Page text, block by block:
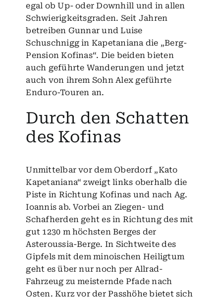
egal ob Up- oder Downhill und in allen
Schwierigkeitsgraden. Seit Jahren
betreiben Gunnar und Luise
Schuschnigg in Kapetaniana die „Berg-
Pension Kofinas“. Die beiden bieten
auch geführte Wanderungen und jetzt
auch von ihrem Sohn Alex geführte
Enduro-Touren an.
Durch den Schatten
des Kofinas
Unmittelbar vor dem Oberdorf „Kato
Kapetaniana“ zweigt links oberhalb die
Piste in Richtung Kofinas und nach Ag.
Ioannis ab. Vorbei an Ziegen- und
Schafherden geht es in Richtung des mit
gut 1230 m höchsten Berges der
Asteroussia-Berge. In Sichtweite des
Gipfels mit dem minoischen Heiligtum
geht es über nur noch per Allrad-
Fahrzeug zu meisternde Pfade nach
Osten. Kurz vor der Passhöhe bietet sich